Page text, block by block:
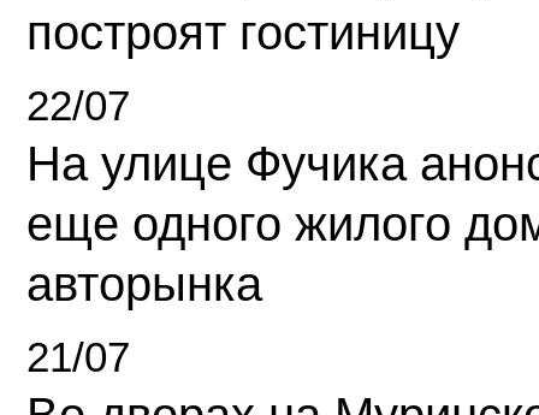
построят гостиницу
22/07
На улице Фучика
еще одного жилого
авторынка
21/07